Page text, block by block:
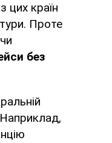
цих країн
Проте
без